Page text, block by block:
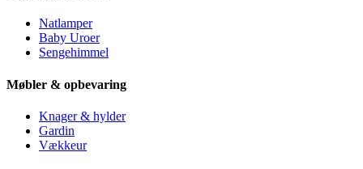
Natlamper
Baby Uroer
Sengehimmel
Møbler & opbevaring
Knager & hylder
Gardin
Vækkeur